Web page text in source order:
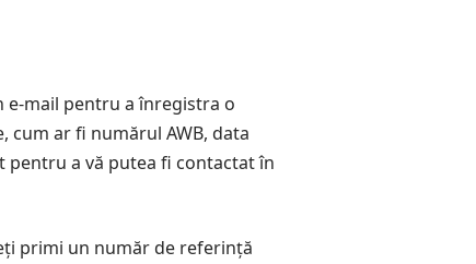
e-mail pentru a înregistra o
ar fi numărul AWB, data
pentru a vă putea fi contactat în
primi un număr de referință